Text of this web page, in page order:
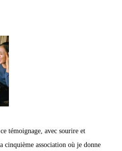
témoignage, avec sourire et
cinquième association où je donne